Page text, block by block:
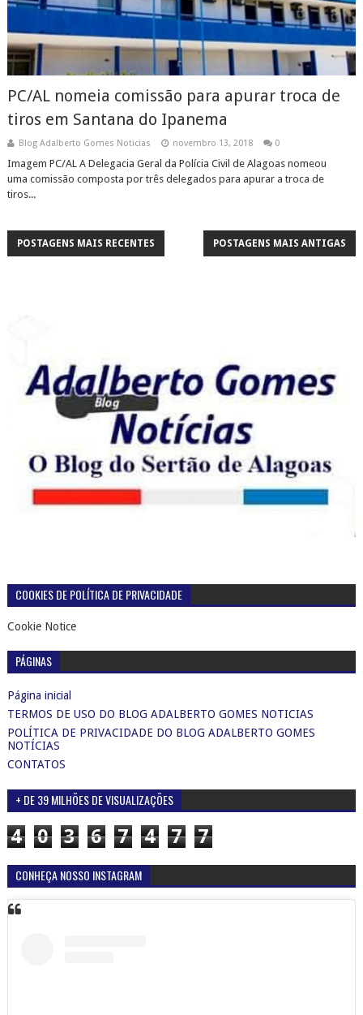
PC/AL nomeia comissão para apurar troca de
tiros em Santana do Ipanema
Blog Adalberto Gomes Noticias novembro 13, 2018 0
Imagem PC/AL A Delegacia Geral da Polícia Civil de Alagoas nomeou
uma comissão composta por três delegados para apurar a troca de
tiros...
POSTAGENS MAIS RECENTES POSTAGENS MAIS ANTIGAS
COOKIES DE POLÍTICA DE PRIVACIDADE
Cookie Notice
PÁGINAS
Página inicial
TERMOS DE USO DO BLOG ADALBERTO GOMES NOTICIAS
POLÍTICA DE PRIVACIDADE DO BLOG ADALBERTO GOMES
NOTÍCIAS
CONTATOS
+ DE 39 MILHÕES DE VISUALIZAÇÕES
4 0 3 6 7 4 7 7
CONHEÇA NOSSO INSTAGRAM